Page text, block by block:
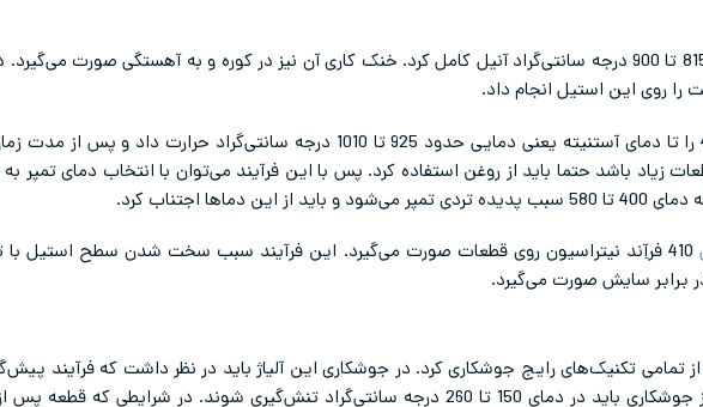
را روی این استیل انجام داد.
: بدین منظور باید استیل 410 را تا دمای آستنیته یعنی دمایی حدود 925 تا 1010 درجه سانتی‌گراد
زیاد باشد حتما باید از روغن استفاده کرد. پس با این فرآیند می‌توان با انتخاب دمای تمپر
اجتناب کرد.
410 فرآِند نیتراسیون روی قطعات صورت می‌گیرد. این فرآیند سبب سخت شدن سطح استیل با
برابر سایش صورت می‌گیرد.
با استفاده از تمامی تکنیک‌های رایج جوشکاری کرد. در جوشکاری این آلیاژ باید در نظر داشت که فرآیند
رخداد ترک را کاهش دهد. قطعات پس از جوشکاری باید در دمای 150 تا 260 درجه سانتی‌گراد تنش‌گیری شوند. در